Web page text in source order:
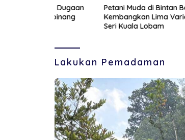
Petani Muda di Bintan Berhasil
Kembangkan Lima Varietas Anggur di
Seri Kuala Lobam
Lakukan Pemadaman